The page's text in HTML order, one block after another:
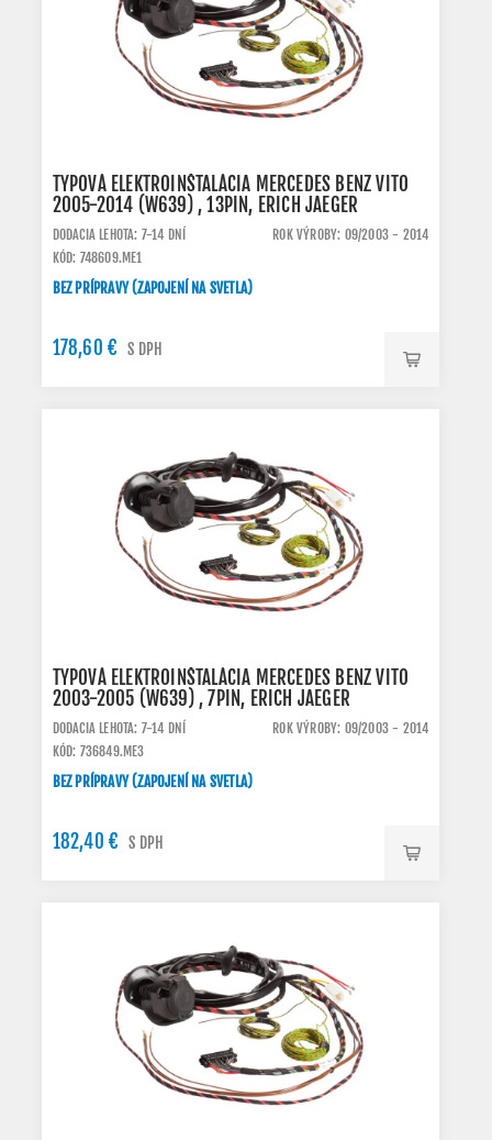
TYPOVÁ ELEKTROINŠTALÁCIA MERCEDES BENZ VITO
2005-2014 (W639) , 13PIN, ERICH JAEGER
DODACIA LEHOTA: 7-14 DNÍ
ROK VÝROBY: 09/2003 - 2014
KÓD: 748609.ME1
BEZ PRÍPRAVY (ZAPOJENÍ NA SVETLA)
178,60 € S DPH
TYPOVÁ ELEKTROINŠTALÁCIA MERCEDES BENZ VITO
2003-2005 (W639) , 7PIN, ERICH JAEGER
DODACIA LEHOTA: 7-14 DNÍ
ROK VÝROBY: 09/2003 - 2014
KÓD: 736849.ME3
BEZ PRÍPRAVY (ZAPOJENÍ NA SVETLA)
182,40 € S DPH